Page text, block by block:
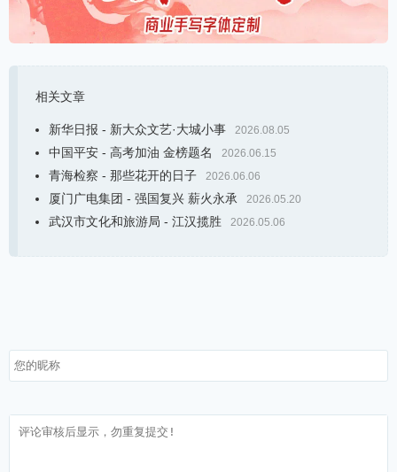
相关文章
新华日报 - 新大众文艺·大城小事 2026.08.05
中国平安 - 高考加油 金榜题名 2026.06.15
青海检察 - 那些花开的日子 2026.06.06
厦门广电集团 - 强国复兴 薪火永承 2026.05.20
武汉市文化和旅游局 - 江汉揽胜 2026.05.06